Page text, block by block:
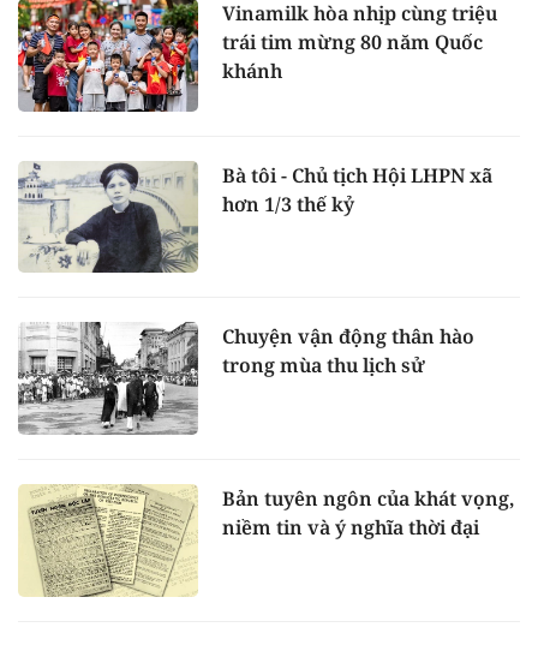
Vinamilk hòa nhịp cùng triệu
trái tim mừng 80 năm Quốc
khánh
Bà tôi - Chủ tịch Hội LHPN xã
hơn 1/3 thế kỷ
Chuyện vận động thân hào
trong mùa thu lịch sử
Bản tuyên ngôn của khát vọng,
niềm tin và ý nghĩa thời đại